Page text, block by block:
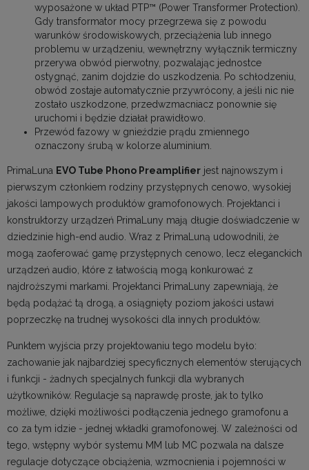
wyposażone w układ PTP™ (Power Transformer Protection).
Gdy transformator mocy przegrzewa się z powodu
warunków środowiskowych, przeciążenia lub innego
problemu w urządzeniu, wewnętrzny wyłącznik termiczny
przerywa obwód pierwotny, pozwalając jednostce
ostygnąć, zanim dojdzie do uszkodzenia. Po schłodzeniu,
obwód zostaje automatycznie przywrócony, a jeśli nic nie
zostało uszkodzone, przedwzmacniacz ponownie się
uruchomi i będzie działał prawidłowo.
Przewód fazowy w gnieździe prądu zmiennego
oznaczony śrubą w kolorze aluminium.
PrimaLuna EVO Tube Phono Preamplifier jest najnowszym i
pierwszym członkiem rodziny przystępnych cenowo, wysokiej
jakości lampowych produktów gramofonowych. Projektanci i
konstruktorzy urządzeń PrimaLuny mają długie doświadczenie w
dziedzinie high-end audio. Wraz z PrimaLuną udowodnili, że
mogą zaoferować gamę przystępnych cenowo, lecz eleganckich
urządzeń audio, które z łatwością mogą konkurować z
najdroższymi markami. Projektanci PrimaLuny zapewniają, że
będą podążać tą drogą, a osiągnięty poziom jakości ustawi
poprzeczkę na trudnej wysokości dla innych produktów.
Punktem wyjścia przy projektowaniu tego modelu było:
zachowanie jak najbardziej specyficznych elementów sterujących
i funkcji - żadnych specjalnych funkcji dla wybranych
użytkowników. Regulacje są naprawdę proste, jak to tylko
możliwe, dzięki możliwości podłączenia jednego gramofonu a
co za tym idzie - jednej wkładki gramofonowej. W zależności od
tego, wstępny wybór systemu MM lub MC pozwala na dalsze
regulacje dotyczące obciążenia, wzmocnienia i pojemności w